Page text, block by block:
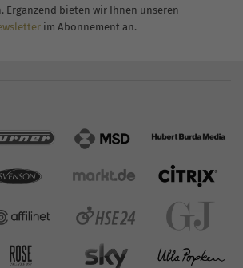
Ergänzend bieten wir Ihnen unseren
im Abonnement an.